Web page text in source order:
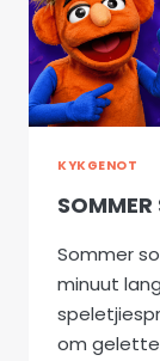
KYKGENOT
SOMMER
Sommer
minuut
om